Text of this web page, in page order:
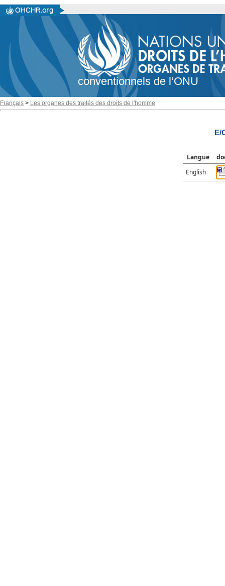
conventionnels de l’ONU
Français > Les organes des traités des droits de l'homme
E/
Langue
English